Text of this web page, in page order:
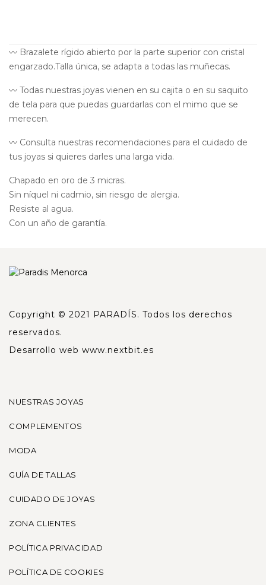
〰️ Brazalete rígido abierto por la parte superior con cristal
engarzado.Talla única, se adapta a todas las muñecas.
〰️ Todas nuestras joyas vienen en su cajita o en su saquito
de tela para que puedas guardarlas con el mimo que se
merecen.
〰️ Consulta nuestras recomendaciones para el cuidado de
tus joyas si quieres darles una larga vida.
Chapado en oro de 3 micras.
Sin níquel ni cadmio, sin riesgo de alergia.
Resiste al agua.
Con un año de garantía.
Copyright © 2021 PARADÍS. Todos los derechos
reservados.
Desarrollo web www.nextbit.es
NUESTRAS JOYAS
COMPLEMENTOS
MODA
GUÍA DE TALLAS
CUIDADO DE JOYAS
ZONA CLIENTES
POLÍTICA PRIVACIDAD
POLÍTICA DE COOKIES